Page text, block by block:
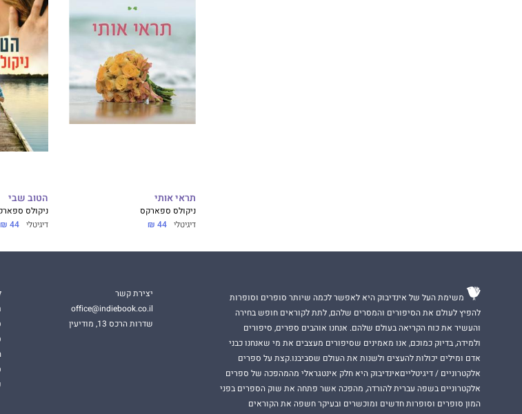
תראי אותי
ניקולס ספארקס
דיגיטלי 44 ₪
הטוב שבי
ניקולס
דיגיטלי 44 ₪
משימת העל של אינדיבוק היא לאפשר לכמה שיותר סופרים וסופרות
להפיץ לעולם את הסיפורים והמסרים שלהם, לתת לקוראים חופש בחירה
והעשיר את כוח הקריאה בעולם שלהם. אנחנו אוהבים ספרים, סיפורים
ולמידה, בדיוק כמוכם, אנו מאמינים שסיפורים מעצבים את מי שאנחנו כבני
אדם ומילים יכולות להעצים ולשנות את העולם שסביבנו.קצת על ספרים
אלקטרוניים / דיגיטלייםאינדיבוק היא חלק אינטגראלי מהמהפכה של ספרים
אלקטרוניים בשפה עברית להורדה, מהפכה אשר פתחה את שוק הספרים בפני
המון סופרים וסופרות חדשים ומוכשרים ובעיקר חשפה את הקוראים
יצירת קשר
office@indiebook.co.il
שדרות הרכס 13, מודיעין